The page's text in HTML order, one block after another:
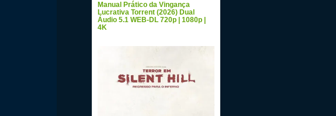
Manual Prático da Vingança
Lucrativa Torrent (2026) Dual
Áudio 5.1 WEB-DL 720p | 1080p |
4K